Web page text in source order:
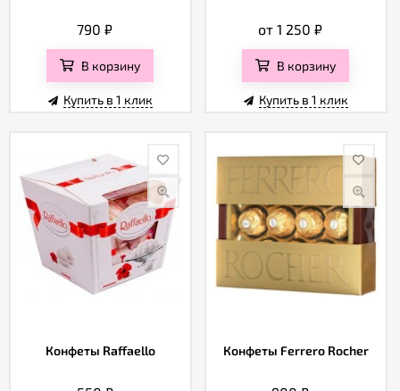
790₽
В корзину
Купить в 1 клик
от 1 250₽
В корзину
Купить в 1 клик
Конфеты Raffaello Конфеты Ferrero Rocher